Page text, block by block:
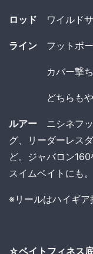
ロッド ワイルド
ライン フットボ
カバー撃ち→ア
どちらもやる
ルアー ニシネフ
グ、リーダーレス
ど。ジャバロン
スイムベイトにも。
※リールはハイギア
☆ベイトフィネス